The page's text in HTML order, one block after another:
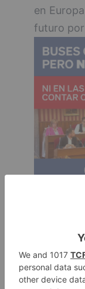
en
futuro
enfadó a
tiempo
al equipo